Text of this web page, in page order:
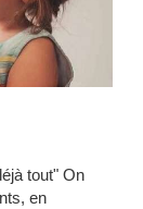
tout" On
en